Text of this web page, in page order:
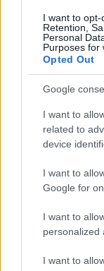
I want to opt-
Retention,
Personal
Purposes for
Opted Out
Google
I want to
related to
device
I want to
Google for
I want to
personalized
I want to
OTROS ANIMALES